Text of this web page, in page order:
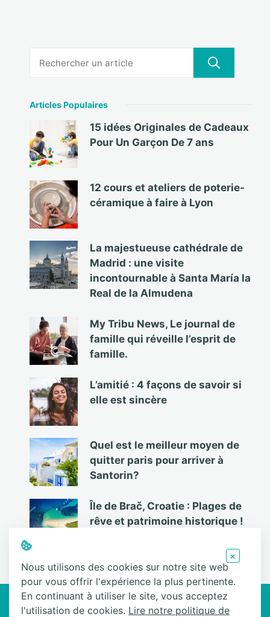
Articles Populaires
15 idées Originales de Cadeaux
Pour Un Garçon De 7 ans
12 cours et ateliers de poterie-
céramique à faire à Lyon
La majestueuse cathédrale de
Madrid : une visite
incontournable à Santa María la
Real de la Almudena
My Tribu News, Le journal de
famille qui réveille l’esprit de
famille.
L’amitié : 4 façons de savoir si
elle est sincère
Quel est le meilleur moyen de
quitter paris pour arriver à
Santorin?
Île de Brač, Croatie : Plages de
rêve et patrimoine historique !
Ce site participe au Programme Partenaires d’Amazon EU, un programme
d’affiliation conçu pour permettre à des sites de percevoir une
Nous utilisons des cookies sur notre site web
pour vous offrir l'expérience la plus pertinente.
En continuant à utiliser le site, vous acceptez
l'utilisation de cookies. Lire notre politique de
×